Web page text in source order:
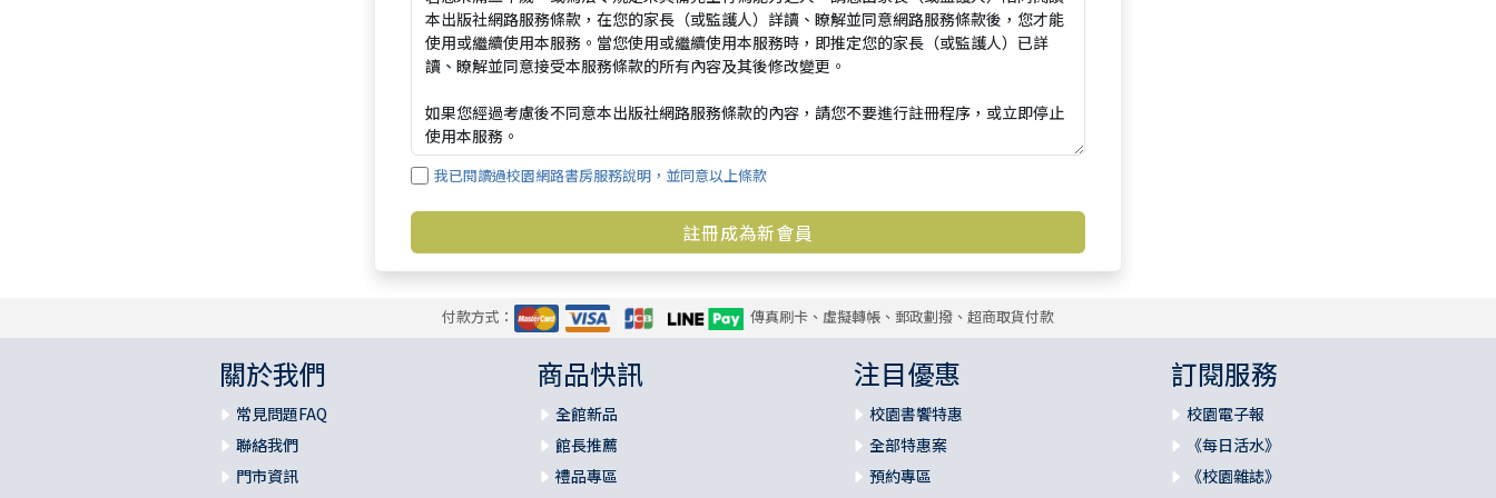
我已閱讀過校園網路書房服務說明，並同意以上條款
付款方式： 傳真刷卡、虛擬轉帳、郵政劃撥、超商取貨付款
關於我們
常見問題FAQ
聯絡我們
門市資訊
商品快訊
全館新品
館長推薦
禮品專區
注目優惠
校園書饗特惠
全部特惠案
預約專區
訂閱服務
校園電子報
《每日活水》
《校園雜誌》